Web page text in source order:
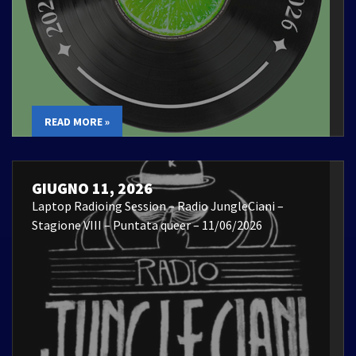
READ MORE »
GIUGNO 11, 2026
Laptop Radioing Session – Radio JungleCiani –
Stagione VIII – Puntata queer – 11/06/2026